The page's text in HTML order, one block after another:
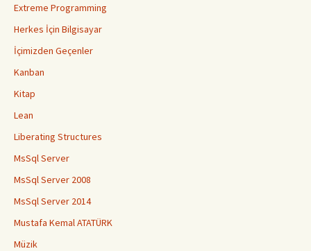
Extreme Programming
Herkes İçin Bilgisayar
İçimizden Geçenler
Kanban
Kitap
Lean
Liberating Structures
MsSql Server
MsSql Server 2008
MsSql Server 2014
Mustafa Kemal ATATÜRK
Müzik